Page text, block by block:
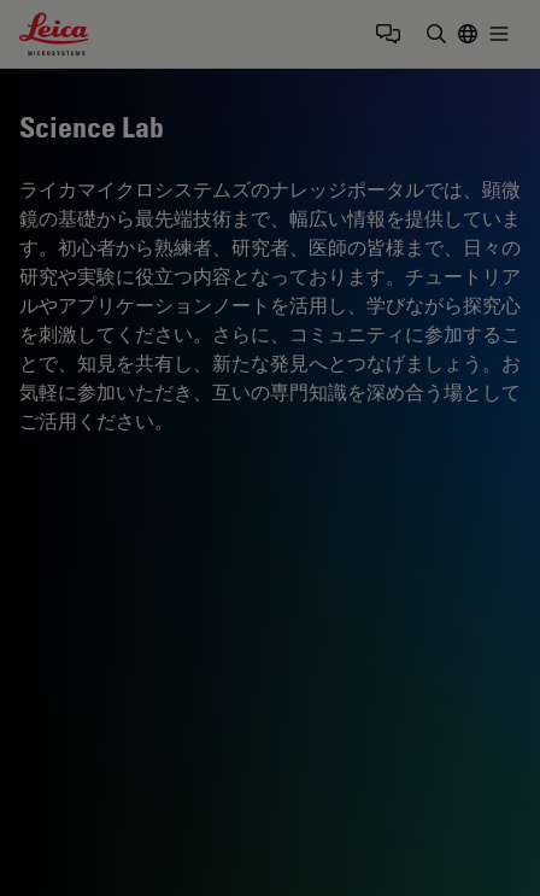
Leica Microsystems Logo
Science Lab
ライカマイクロシステムズのナレッジポータルでは、顕微
鏡の基礎から最先端技術まで、幅広い情報を提供していま
す。初心者から熟練者、研究者、医師の皆様まで、日々の
研究や実験に役立つ内容となっております。チュートリア
ルやアプリケーションノートを活用し、学びながら探究心
を刺激してください。さらに、コミュニティに参加するこ
とで、知見を共有し、新たな発見へとつなげましょう。お
気軽に参加いただき、互いの専門知識を深め合う場として
ご活用ください。